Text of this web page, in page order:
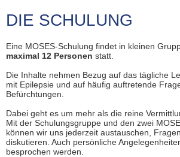
DIE SCHULUNG
Eine MOSES-Schulung findet in kleinen
maximal 12 Personen statt.
Die Inhalte nehmen Bezug auf das tägliche
mit Epilepsie und auf häufig auftretende
Befürchtungen.
Dabei geht es um mehr als die reine
Mit der Schulungsgruppe und den zwei
können wir uns jederzeit austauschen,
diskutieren. Auch persönliche
besprochen werden.